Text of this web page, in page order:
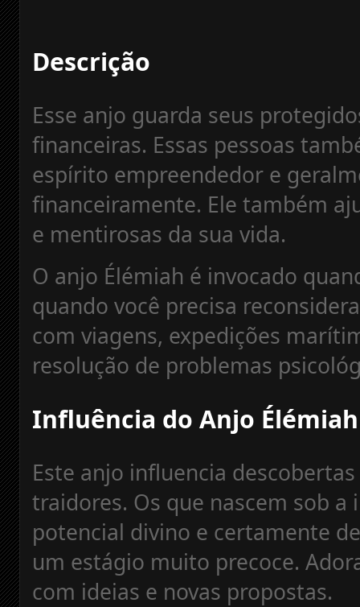
Descrição
Esse anjo guarda seus
financeiras. Essas pessoas
espírito empreendedor e
financeiramente. Ele também
e mentirosas da sua vida.
O anjo Élémiah é invocado
quando você precisa
com viagens, expedições
resolução de problemas
Influência do Anjo Élémiah
Este anjo influencia
traidores. Os que nascem sob
potencial divino e certamente
um estágio muito precoce.
com ideias e novas propostas.